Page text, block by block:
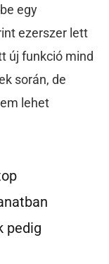
egy
ezerszer lett
új funkció mind
során, de
lehet
pedig